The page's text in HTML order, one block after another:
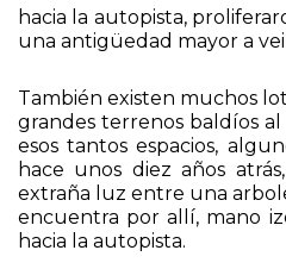
de la conocida ruta
encuentra la escuela
hacia la autopista,
También existen muchos
grandes terrenos baldíos
esos tantos espacios,
hace unos diez años
extraña luz entre una
encuentra por allí, mano